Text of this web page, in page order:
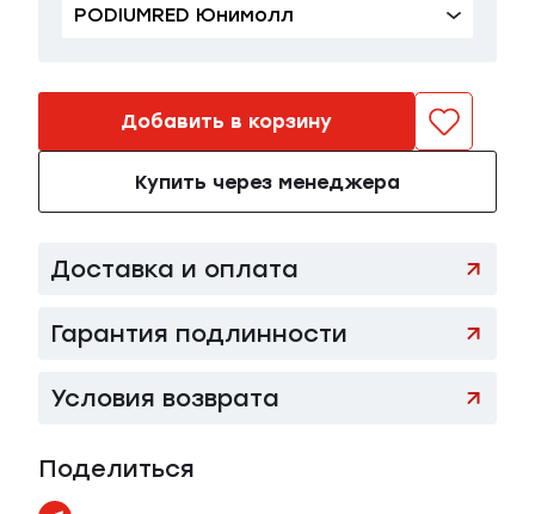
41 EU в наличии
PODIUMRED Юнимолл
Добавить в корзину
Купить через менеджера
Доставка и оплата
Гарантия подлинности
Условия возврата
Поделиться